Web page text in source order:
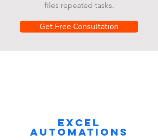
files repeated tasks.
Get Free Consultation
Excel
automations